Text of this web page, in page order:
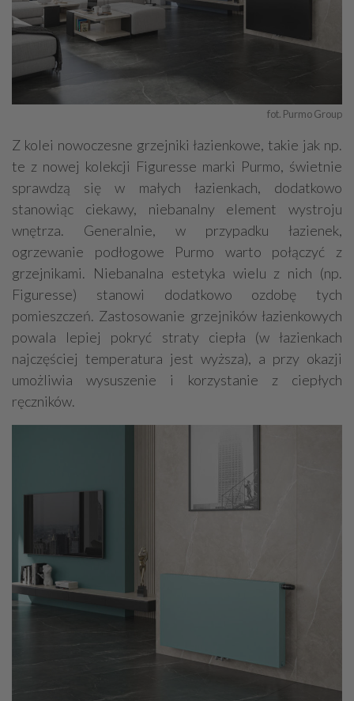
fot. Purmo Group
Z kolei nowoczesne grzejniki łazienkowe, takie jak np.
te z nowej kolekcji Figuresse marki Purmo, świetnie
sprawdzą się w małych łazienkach, dodatkowo
stanowiąc ciekawy, niebanalny element wystroju
wnętrza. Generalnie, w przypadku łazienek,
ogrzewanie podłogowe Purmo warto połączyć z
grzejnikami. Niebanalna estetyka wielu z nich (np.
Figuresse) stanowi dodatkowo ozdobę tych
pomieszczeń. Zastosowanie grzejników łazienkowych
powala lepiej pokryć straty ciepła (w łazienkach
najczęściej temperatura jest wyższa), a przy okazji
umożliwia wysuszenie i korzystanie z ciepłych
ręczników.